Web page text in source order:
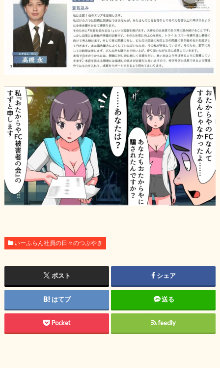
いーふらん社員の日々のつぶやき
ポスト シェア
はてブ 送る
Pocket feedly